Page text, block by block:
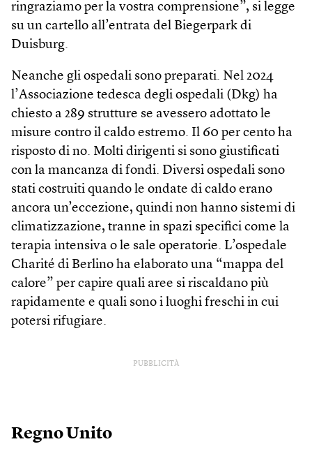
ringraziamo per la vostra comprensione”, si legge
su un cartello all’entrata del Biegerpark di
Duisburg.
Neanche gli ospedali sono preparati. Nel 2024
l’Associazione tedesca degli ospedali (Dkg) ha
chiesto a 289 strutture se avessero adottato le
misure contro il caldo estremo. Il 60 per cento ha
risposto di no. Molti dirigenti si sono giustificati
con la mancanza di fondi. Diversi ospedali sono
stati costruiti quando le ondate di caldo erano
ancora un’eccezione, quindi non hanno sistemi di
climatizzazione, tranne in spazi specifici come la
terapia intensiva o le sale operatorie. L’ospedale
Charité di Berlino ha elaborato una “mappa del
calore” per capire quali aree si riscaldano più
rapidamente e quali sono i luoghi freschi in cui
potersi rifugiare.
PUBBLICITÀ
Regno Unito